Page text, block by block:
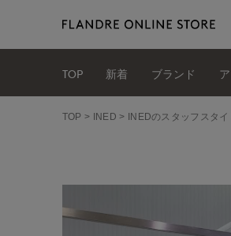
TOP 新着 ブランド
TOP INED INEDのスタッフスタ